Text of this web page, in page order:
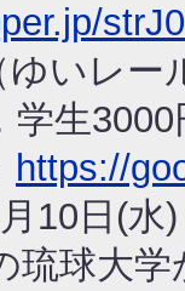
ゆいレー
学生
https://
10日(水)
琉球大